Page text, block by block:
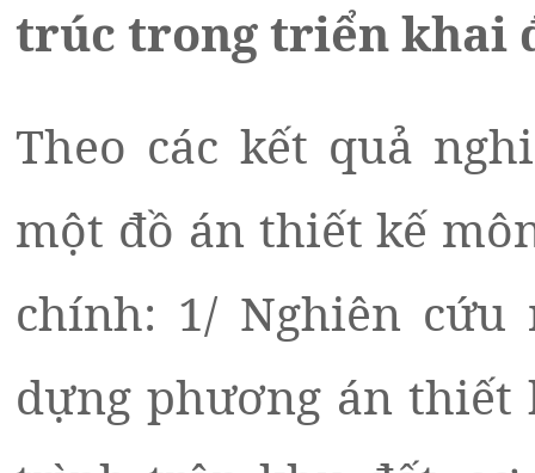
trúc trong triển khai
Theo các kết quả
một đồ án thiết kế
chính: 1/ Nghiên
dựng phương án thiết